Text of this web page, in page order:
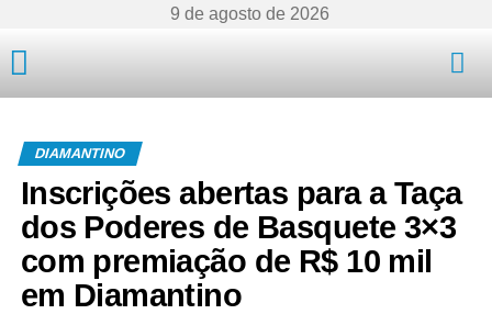
9 de agosto de 2026
DIAMANTINO
Inscrições abertas para a Taça
dos Poderes de Basquete 3×3
com premiação de R$ 10 mil
em Diamantino